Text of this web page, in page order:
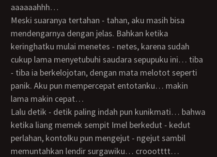
aaaaaahhh…
Meski suaranya tertahan - tahan, aku masih bisa
mendengarnya dengan jelas. Bahkan ketika
keringhatku mulai menetes - netes, karena sudah
cukup lama menyetubuhi saudara sepupuku ini… tiba
- tiba ia berkelojotan, dengan mata melotot seperti
panik. Aku pun mempercepat entotanku… makin
lama makin cepat…
Lalu detik - detik paling indah pun kunikmati… bahwa
ketika liang memek sempit Imel berkedut - kedut
perlahan, kontolku pun mengejut - ngejut sambil
memuntahkan lendir surgawiku… croootttt…